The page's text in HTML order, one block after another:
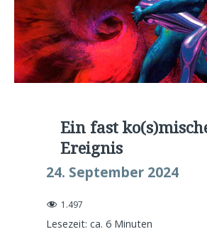
Ein fast
Ereignis
24. September 2024
1.497
Lesezeit: ca. 6 Minuten